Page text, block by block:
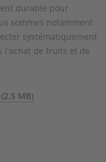
durable pour
sommes notamment
systématiquement
l'achat de fruits et de
(2.5 MB)